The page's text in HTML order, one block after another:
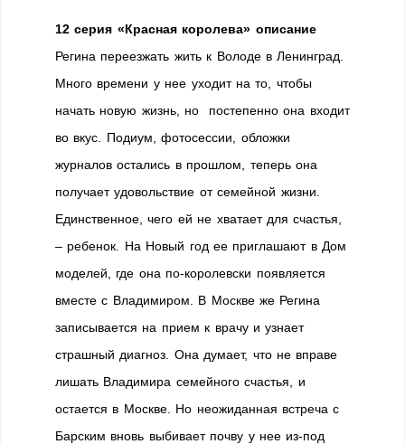
12 серия «Красная королева» описание
Регина переезжать жить к Володе в Ленинград.
Много времени у нее уходит на то, чтобы
начать новую жизнь, но постепенно она входит
во вкус. Подиум, фотосессии, обложки
журналов остались в прошлом, теперь она
получает удовольствие от семейной жизни.
Единственное, чего ей не хватает для счастья,
– ребенок. На Новый год ее приглашают в Дом
моделей, где она по-королевски появляется
вместе с Владимиром. В Москве же Регина
записывается на прием к врачу и узнает
страшный диагноз. Она думает, что не вправе
лишать Владимира семейного счастья, и
остается в Москве. Но неожиданная встреча с
Барским вновь выбивает почву у нее из-под